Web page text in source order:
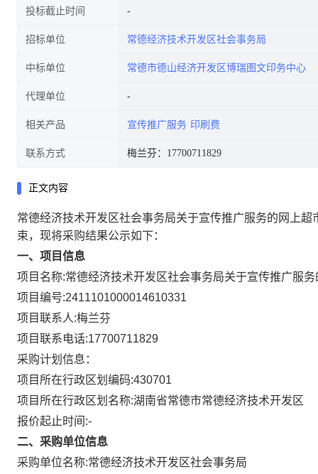
投标截止时间
招标单位 常德经济技术开发区社会事务局
中标单位 常德市德山经济开发区博瑞图文印务中心
代理单位
相关产品 宣传推广服务 印刷费
联系方式 梅兰芬：17700711829
正文内容
常德经济技术开发区社会事务局关于宣传推广服务的网上超
束，现将采购结果公示如下：
一、项目信息
项目名称:常德经济技术开发区社会事务局关于宣传推广服
项目编号:2411101000014610331
项目联系人:梅兰芬
项目联系电话:17700711829
采购计划信息：
项目所在行政区划编码:430701
项目所在行政区划名称:湖南省常德市常德经济技术开发区
报价起止时间:-
二、采购单位信息
采购单位名称:常德经济技术开发区社会事务局